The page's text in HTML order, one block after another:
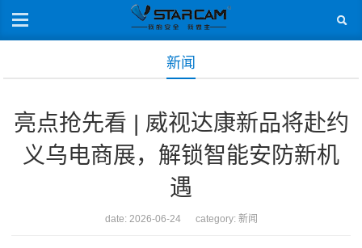
新闻
亮点抢先看 | 威视达康新品将赴约
义乌电商展，解锁智能安防新机
遇
date: 2026-06-24 category: 新闻